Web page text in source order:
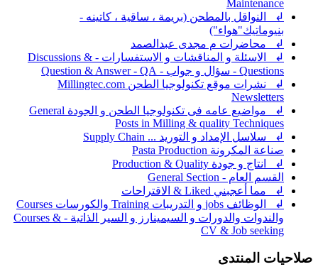
Maintenance
↲ النواقل بالمطحن (بريمة ، ساقية ، كاتينه -
بنيوماتيك"هواء")
↲ محاضرات م مجدى عبدالصمد
↲ الاسئلة و المناقشات و الاستفسارات - Discussions &
Questions - سؤال و جواب - Question & Answer - QA
↲ نشرات موقع تكنولوجيا الطحن Millingtec.com
Newsletters
↲ مواضيع عامه فى تكنولوجيا الطحن و الجودة General
Posts in Milling & quality Techniques
↲ سلاسل الإمداد و التوريد ... Supply Chain
صناعة المكرونة Pasta Production
↲ انتاج و جودة Production & Quality
القسم العام - General Section
↲ مما أعجبني Liked & الاقتراحات
↲ الوظائف jobs و التدريبات Training والكورسات Courses
والندوات والدورات و السيمينارز و السير الذاتية - Courses &
CV & Job seeking
صلاحيات المنتدى